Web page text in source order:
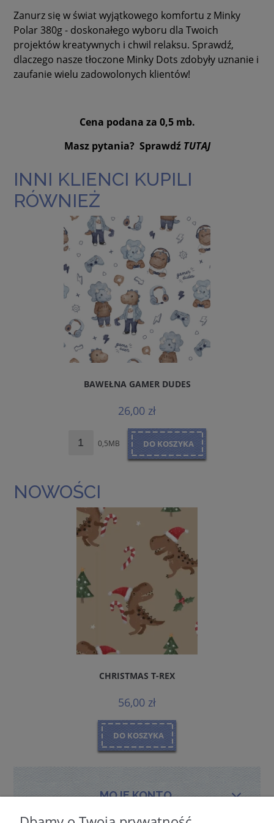
Zanurz się w świat wyjątkowego komfortu z Minky
Polar 380g - doskonałego wyboru dla Twoich
projektów kreatywnych i chwil relaksu. Sprawdź,
dlaczego nasze tłoczone Minky Dots zdobyły uznanie i
zaufanie wielu zadowolonych klientów!
Cena podana za 0,5 mb.
Masz pytania? Sprawdź TUTAJ
INNI KLIENCI KUPILI
RÓWNIEŻ
BAWEŁNA GAMER DUDES
26,00 zł
0,5MB DO KOSZYKA
NOWOŚCI
CHRISTMAS T-REX
56,00 zł
DO KOSZYKA
MOJE KONTO